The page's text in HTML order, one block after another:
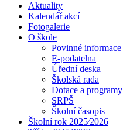
Aktuality
Kalendář akcí
Fotogalerie
O škole
Povinné informace
E-podatelna
Úřední deska
Školská rada
Dotace a programy
SRPŠ
Školní časopis
Školní rok 2025⁄2026